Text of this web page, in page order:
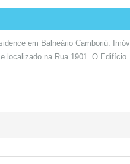
em Balneário Camboriú.
localizado na Rua 1901. O Edifício